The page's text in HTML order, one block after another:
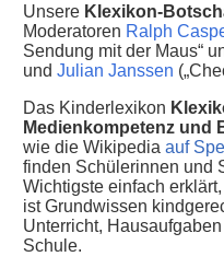
Unsere Klexikon-
Moderatoren Ralph
Sendung mit der Maus“
und Julian Janssen
Das Kinderlexikon
Medienkompetenz und
wie die Wikipedia auf
finden Schülerinnen und
Wichtigste einfach
ist Grundwissen
Unterricht,
Schule.